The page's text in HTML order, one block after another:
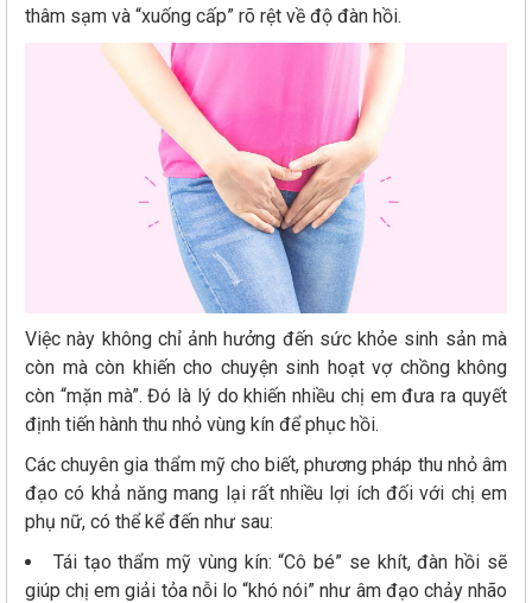
thâm sạm và “xuống cấp” rõ rệt về độ đàn hồi.
Việc này không chỉ ảnh hưởng đến sức khỏe sinh sản mà
còn mà còn khiến cho chuyện sinh hoạt vợ chồng không
còn “mặn mà”. Đó là lý do khiến nhiều chị em đưa ra quyết
định tiến hành thu nhỏ vùng kín để phục hồi.
Các chuyên gia thẩm mỹ cho biết, phương pháp thu nhỏ âm
đạo có khả năng mang lại rất nhiều lợi ích đối với chị em
phụ nữ, có thể kể đến như sau:
Tái tạo thẩm mỹ vùng kín: “Cô bé” se khít, đàn hồi sẽ
giúp chị em giải tỏa nỗi lo “khó nói” như âm đạo chảy nhão